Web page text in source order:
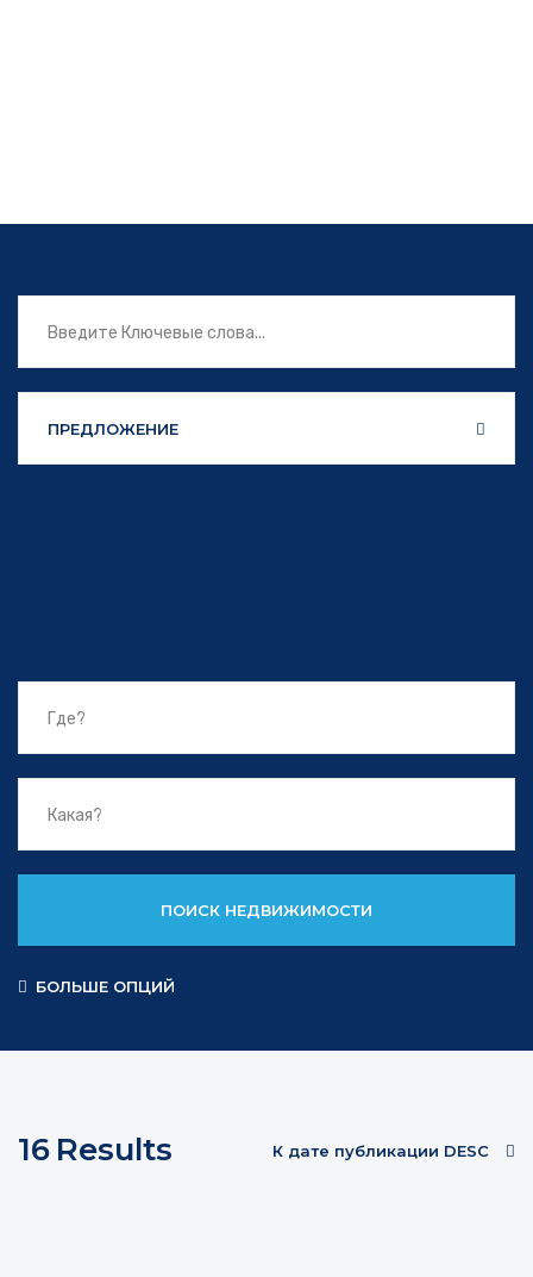
ПРЕДЛОЖЕНИЕ
ПОИСК НЕДВИЖИМОСТИ
БОЛЬШЕ ОПЦИЙ
16 Results К дате публикации DESC